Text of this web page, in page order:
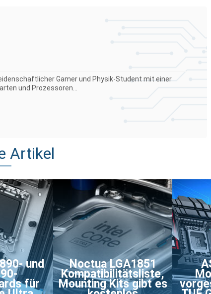
Gamer und Physik-Student mit einer
und Prozessoren...
Artikel
und
für
Noctua LGA1851
Kompatibilitätsliste,
Mounting Kits gibt es